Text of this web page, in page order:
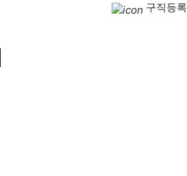
구직등록